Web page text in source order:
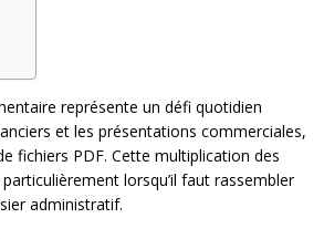
représente un défi quotidien
et les présentations commerciales,
fichiers PDF. Cette multiplication des
lorsqu’il faut rassembler
administratif.